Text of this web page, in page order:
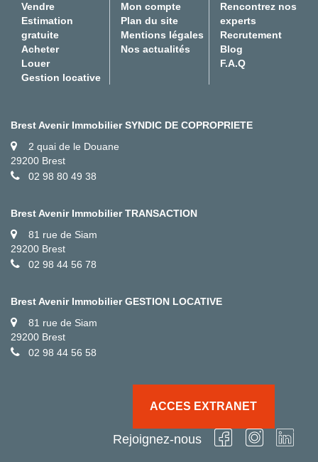
Vendre
Estimation
gratuite
Acheter
Louer
Gestion locative
Mon compte
Plan du site
Mentions légales
Nos actualités
Rencontrez nos
experts
Recrutement
Blog
F.A.Q
Brest Avenir Immobilier SYNDIC DE COPROPRIETE
2 quai de le Douane
29200 Brest
02 98 80 49 38
Brest Avenir Immobilier TRANSACTION
81 rue de Siam
29200 Brest
02 98 44 56 78
Brest Avenir Immobilier GESTION LOCATIVE
81 rue de Siam
29200 Brest
02 98 44 56 58
ACCES EXTRANET
Rejoignez-nous